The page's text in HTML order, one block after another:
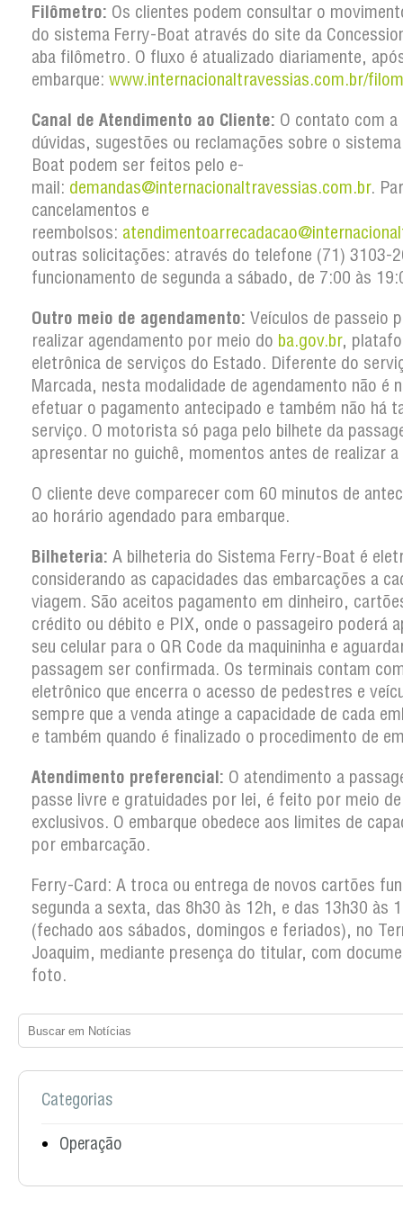
Filômetro: Os clientes podem consultar o
do sistema Ferry-Boat através do site da
aba filômetro. O fluxo é atualizado diariamente,
embarque: www.internacionaltravessias.com.br/
Canal de Atendimento ao Cliente: O contato com a
dúvidas, sugestões ou reclamações sobre o
Boat podem ser feitos pelo e-
mail: demandas@internacionaltravessias.com.br.
cancelamentos e
reembolsos:
outras solicitações: através do telefone (71) 3103-
funcionamento de segunda a sábado, de 7:00 às
Outro meio de agendamento: Veículos de passeio
realizar agendamento por meio do ba.gov.br,
eletrônica de serviços do Estado. Diferente do
Marcada, nesta modalidade de agendamento não é
efetuar o pagamento antecipado e também não há
serviço. O motorista só paga pelo bilhete da
apresentar no guichê, momentos antes de realizar
O cliente deve comparecer com 60 minutos de
ao horário agendado para embarque.
Bilheteria: A bilheteria do Sistema Ferry-Boat é
considerando as capacidades das embarcações a
viagem. São aceitos pagamento em dinheiro,
crédito ou débito e PIX, onde o passageiro poderá
seu celular para o QR Code da maquininha e
passagem ser confirmada. Os terminais contam
eletrônico que encerra o acesso de pedestres e
sempre que a venda atinge a capacidade de cada
e também quando é finalizado o procedimento de
Atendimento preferencial: O atendimento a
passe livre e gratuidades por lei, é feito por meio
exclusivos. O embarque obedece aos limites de
por embarcação.
Ferry-Card: A troca ou entrega de novos cartões
segunda a sexta, das 8h30 às 12h, e das 13h30 às
(fechado aos sábados, domingos e feriados), no
Joaquim, mediante presença do titular, com
foto.
Categorias
Operação